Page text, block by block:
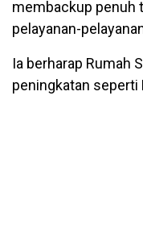
membackup penuh
pelayanan-
Ia berharap Rumah
peningkatan seperti